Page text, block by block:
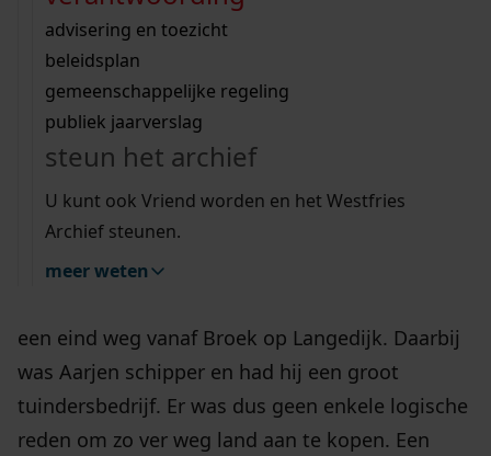
bouwvergunningen
omgevingsvergunningen
vergunningen
beeld en geluid
uitleg nodig?
Wij helpen u op weg met een aantal zoektips.
bekijk alle zoektips
Wij helpen u op weg met een aantal zoektips.
bekijk alle zoektips
bekijk ons geschiedenislokaal
advisering en toezicht
beleidsplan
gemeenschappelijke regeling
publiek jaarverslag
steun het archief
U kunt ook Vriend worden en het Westfries
Archief steunen.
meer weten
Aarjen Jacobsz. Kroon en zijn vrouw Jacoba
Keizer woonden hun hele leven in Broek op
Langedijk. In 1835 kocht Aarjen een boerderijtje
met boomgaard en erf aan de Bangert in Zwaag.
Maar waarom? In een tijd zonder auto’s en trein
een eind weg vanaf Broek op Langedijk. Daarbij
was Aarjen schipper en had hij een groot
tuindersbedrijf. Er was dus geen enkele logische
reden om zo ver weg land aan te kopen. Een